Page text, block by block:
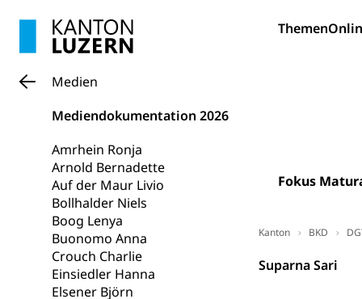
Themen
Fokus
Medien
Mediendokumentation 2026
Amrhein Ronja
Arnold Bernadette
Auf der Maur Livio
Bollhalder Niels
Boog Lenya
Buonomo Anna
Crouch Charlie
Einsiedler Hanna
Elsener Björn
Kanton BKD
Suparna Sari
Stipendien
Universität
Technische
Gesundheit und